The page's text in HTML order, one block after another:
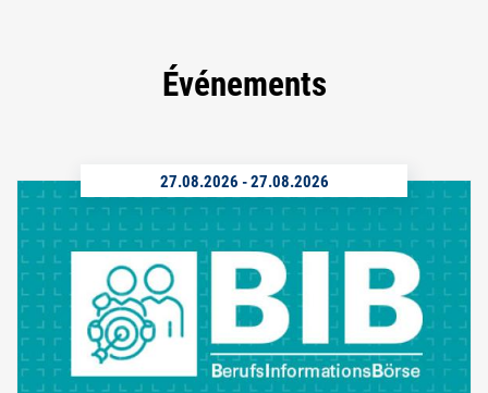
Événements
27.08.2026 -27.08.2026